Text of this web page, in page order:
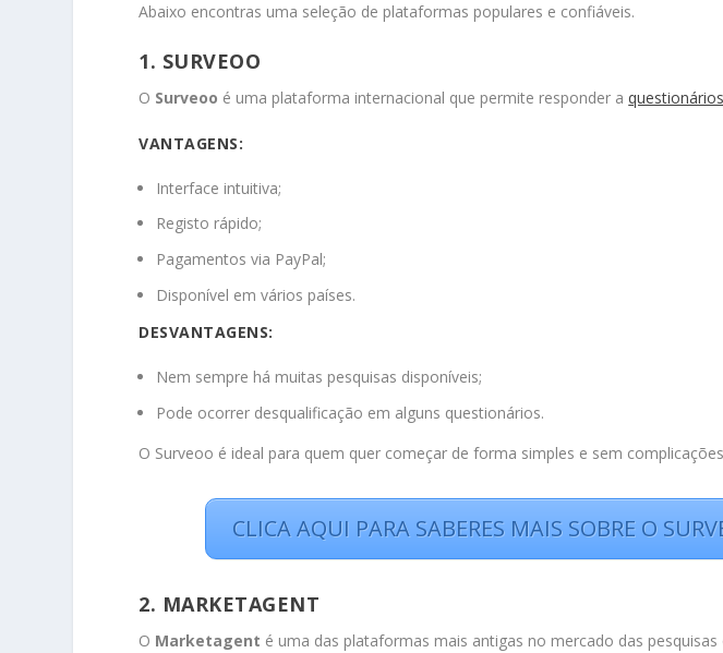
Abaixo encontras uma seleção de plataformas populares e confiáveis.
1. SURVEOO
O Surveoo é uma plataforma internacional que permite responder a
VANTAGENS:
Interface intuitiva;
Registo rápido;
Pagamentos via PayPal;
Disponível em vários países.
DESVANTAGENS:
Nem sempre há muitas pesquisas disponíveis;
Pode ocorrer desqualificação em alguns questionários.
O Surveoo é ideal para quem quer começar de forma simples e sem
CLICA AQUI PARA SABERES MAIS SOBRE O
2. MARKETAGENT
O Marketagent é uma das plataformas mais antigas no mercado das pesquisas